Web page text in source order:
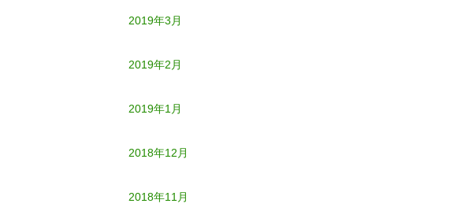
2019年3月
2019年2月
2019年1月
2018年12月
2018年11月